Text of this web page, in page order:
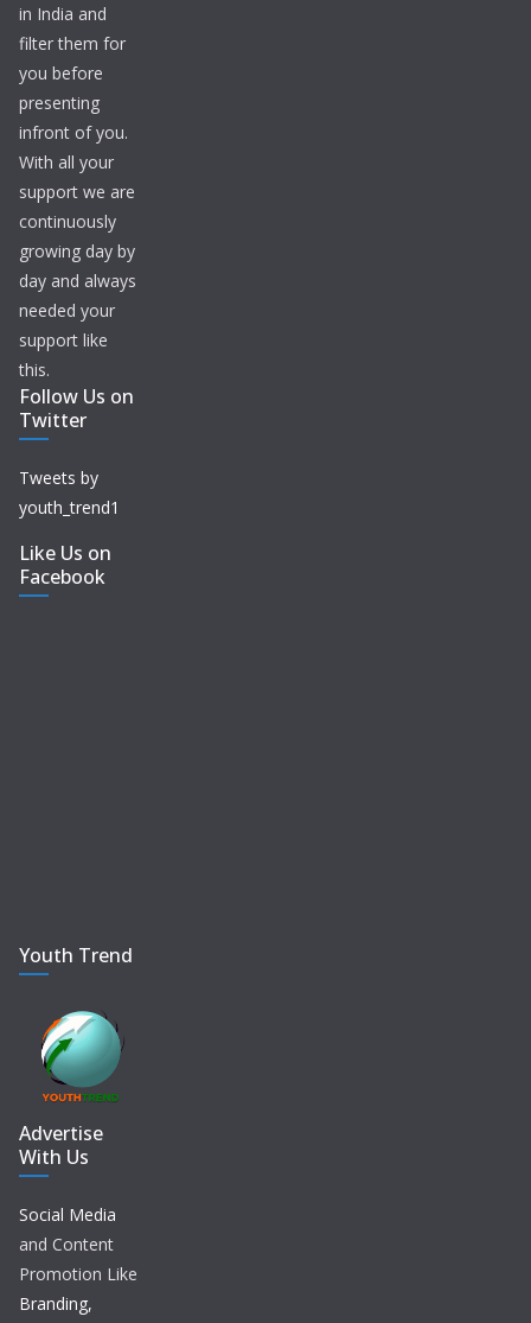
in India and
filter them for
you before
presenting
infront of you.
With all your
support we are
continuously
growing day by
day and always
needed your
support like
this.
Follow Us on
Twitter
Tweets by
youth_trend1
Like Us on
Facebook
Youth Trend
Advertise
With Us
Social Media
and Content
Promotion Like
Branding,